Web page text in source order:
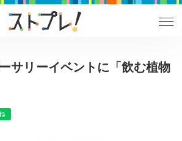
サリーイベントに「飲む植物